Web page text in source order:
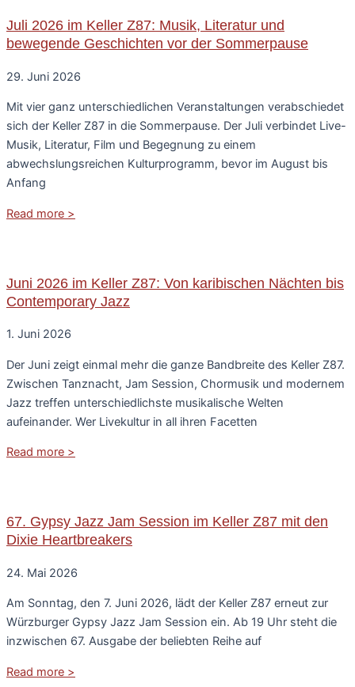
Juli 2026 im Keller Z87: Musik, Literatur und
bewegende Geschichten vor der Sommerpause
29. Juni 2026
Mit vier ganz unterschiedlichen Veranstaltungen verabschiedet
sich der Keller Z87 in die Sommerpause. Der Juli verbindet Live-
Musik, Literatur, Film und Begegnung zu einem
abwechslungsreichen Kulturprogramm, bevor im August bis
Anfang
Read more >
Juni 2026 im Keller Z87: Von karibischen Nächten bis
Contemporary Jazz
1. Juni 2026
Der Juni zeigt einmal mehr die ganze Bandbreite des Keller Z87.
Zwischen Tanznacht, Jam Session, Chormusik und modernem
Jazz treffen unterschiedlichste musikalische Welten
aufeinander. Wer Livekultur in all ihren Facetten
Read more >
67. Gypsy Jazz Jam Session im Keller Z87 mit den
Dixie Heartbreakers
24. Mai 2026
Am Sonntag, den 7. Juni 2026, lädt der Keller Z87 erneut zur
Würzburger Gypsy Jazz Jam Session ein. Ab 19 Uhr steht die
inzwischen 67. Ausgabe der beliebten Reihe auf
Read more >